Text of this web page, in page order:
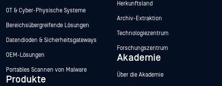
OT & Cyber-Physische Systeme
Bereichsübergreifende Lösungen
Datendioden & Sicherheitsgateways
OEM-Lösungen
Portables Scannen von Malware
Produkte
Herkunftsland
Archiv-Extraktion
Technologiezentrum
Forschungszentrum
Akademie
Über die Akademie